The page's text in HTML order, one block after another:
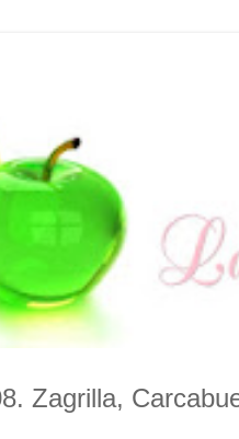
Zagrilla,